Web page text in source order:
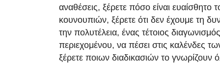
αναθέσεις, ξέρετε πόσο είναι ευαίσθητο
κουνουπιών, ξέρετε ότι δεν έχουμε τη
την πολυτέλεια, ένας τέτοιος
περιεχομένου, να πέσει στις καλένδες
ξέρετε ποιων διαδικασιών το γνωρίζουν